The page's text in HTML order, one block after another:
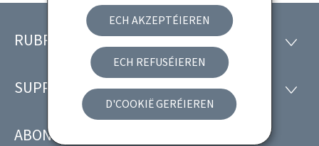
ECH AKZEPTÉIEREN
ECH REFUSÉIEREN
D'COOKIË GERÉIEREN
Fousszeil
RUBRICKEN
SUPPORT
ABONNÉIERT EIS